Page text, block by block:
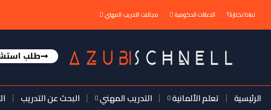
لماذا تختارنا؟ الاعانات الحكومية مجالات التدريب المهني
طلب
الرئيسية تعلم الألمانية التدريب المهني البحث عن التدريب